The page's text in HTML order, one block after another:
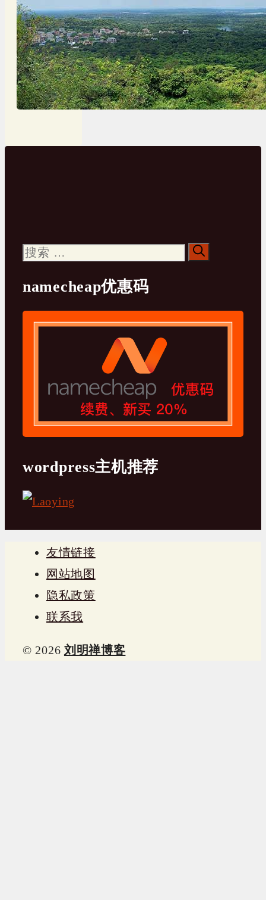
搜
namecheap优惠码
wordpress主机推荐
友情链接
网站地图
隐私政策
联系我
© 2026 刘明禅博客